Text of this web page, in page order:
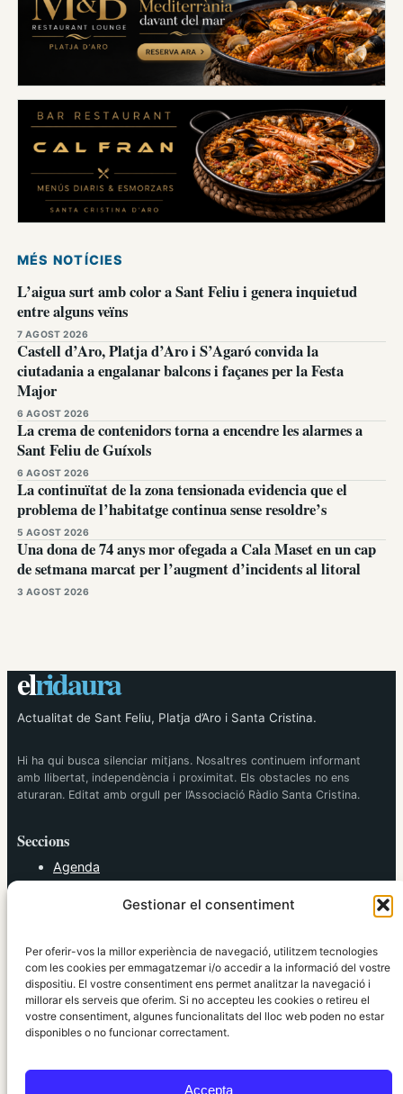
Gestionar el consentiment
Per oferir-vos la millor experiència de navegació, utilitzem tecnologies
com les cookies per emmagatzemar i/o accedir a la informació del vostre
dispositiu. El vostre consentiment ens permet analitzar la navegació i
millorar els serveis que oferim. Si no accepteu les cookies o retireu el
vostre consentiment, algunes funcionalitats del lloc web poden no estar
disponibles o no funcionar correctament.
Accepta
MÉS NOTÍCIES
L’aigua surt amb color a Sant Feliu i genera inquietud
entre alguns veïns
7 AGOST 2026
Castell d’Aro, Platja d’Aro i S’Agaró convida la
ciutadania a engalanar balcons i façanes per la Festa
Major
6 AGOST 2026
La crema de contenidors torna a encendre les alarmes a
Sant Feliu de Guíxols
6 AGOST 2026
La continuïtat de la zona tensionada evidencia que el
problema de l’habitatge continua sense resoldre’s
5 AGOST 2026
Una dona de 74 anys mor ofegada a Cala Maset en un cap
de setmana marcat per l’augment d’incidents al litoral
3 AGOST 2026
elridaura
Actualitat de Sant Feliu, Platja d’Aro i Santa Cristina.
Hi ha qui busca silenciar mitjans. Nosaltres continuem informant
amb llibertat, independència i proximitat. Els obstacles no ens
aturaran. Editat amb orgull per l’Associació Ràdio Santa Cristina.
Seccions
Agenda
Política
Societat
Tendències
elRidaura.com